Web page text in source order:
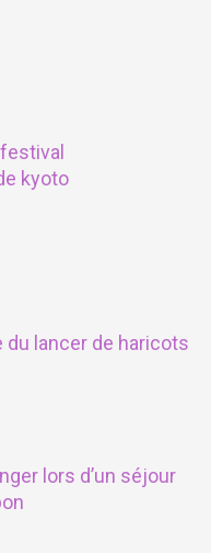
kyoto
du lancer de haricots
lors d’un séjour